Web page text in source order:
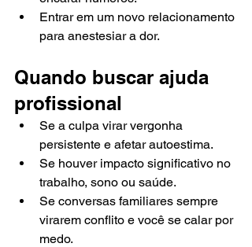
Entrar em um novo relacionamento
para anestesiar a dor.
Quando buscar ajuda
profissional
Se a culpa virar vergonha
persistente e afetar autoestima.
Se houver impacto significativo no
trabalho, sono ou saúde.
Se conversas familiares sempre
virarem conflito e você se calar por
medo.